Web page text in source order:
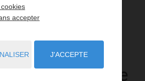
piècesà vendre
accepter
J'ACCEPTE